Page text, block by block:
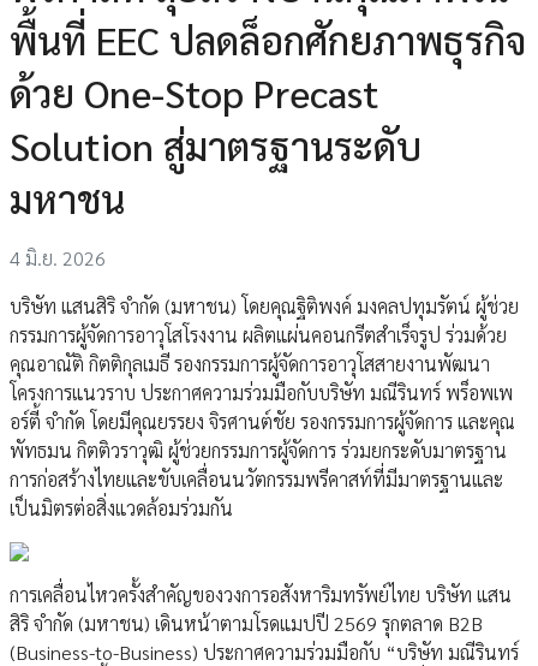
พื้นที่ EEC ปลดล็อกศักยภาพธุรกิจ
ด้วย One-Stop Precast
Solution สู่มาตรฐานระดับ
มหาชน
4 มิ.ย. 2026
บริษัท แสนสิริ จำกัด (มหาชน) โดยคุณฐิติพงค์ มงคลปทุมรัตน์ ผู้ช่วย
กรรมการผู้จัดการอาวุโสโรงงาน ผลิตแผ่นคอนกรีตสำเร็จรูป ร่วมด้วย
คุณอาณัติ กิตติกุลเมธี รองกรรมการผู้จัดการอาวุโสสายงานพัฒนา
โครงการแนวราบ ประกาศความร่วมมือกับบริษัท มณีรินทร์ พร็อพเพ
อร์ตี้ จำกัด โดยมีคุณยรรยง จิรศานต์ชัย รองกรรมการผู้จัดการ และคุณ
พัทธมน กิตติวราวุฒิ ผู้ช่วยกรรมการผู้จัดการ ร่วมยกระดับมาตรฐาน
การก่อสร้างไทยและขับเคลื่อนนวัตกรรมพรีคาสท์ที่มีมาตรฐานและ
เป็นมิตรต่อสิ่งแวดล้อมร่วมกัน
การเคลื่อนไหวครั้งสำคัญของวงการอสังหาริมทรัพย์ไทย บริษัท แสน
สิริ จำกัด (มหาชน) เดินหน้าตามโรดแมปปี 2569 รุกตลาด B2B
(Business-to-Business) ประกาศความร่วมมือกับ “บริษัท มณีรินทร์